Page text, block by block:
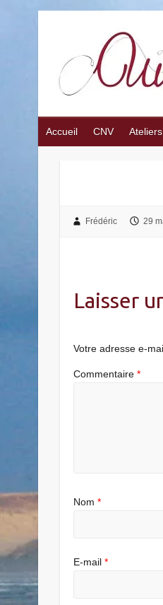
Accueil CNV
Frédéric 29
Laisser
Votre adresse e-
Commentaire *
Nom *
E-mail *